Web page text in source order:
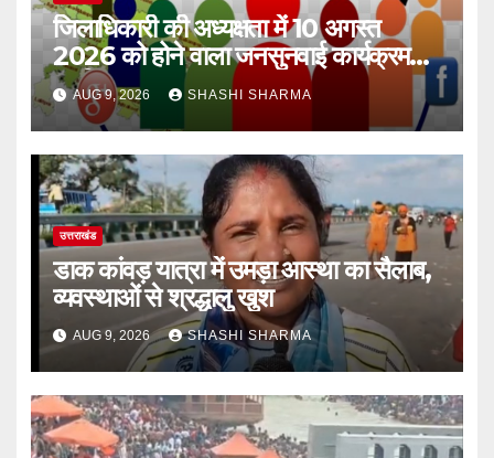
जिलाधिकारी की अध्यक्षता में 10 अगस्त
2026 को होने वाला जनसुनवाई कार्यक्रम
स्थगित
AUG 9, 2026 SHASHI SHARMA
उत्तराखंड
डाक कांवड़ यात्रा में उमड़ा आस्था का सैलाब,
व्यवस्थाओं से श्रद्धालु खुश
AUG 9, 2026 SHASHI SHARMA